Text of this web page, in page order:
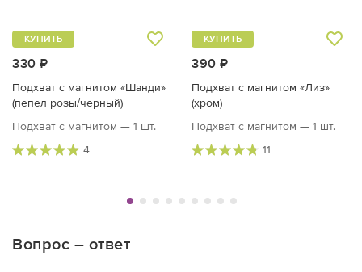
330 ₽
КУПИТЬ
Подхват с магнитом «Шанди»
(пепел розы/черный)
Подхват с магнитом — 1 шт.
4
390 ₽
КУПИТЬ
Подхват с магнитом «Лиз»
(хром)
Подхват с магнитом — 1 шт.
11
Вопрос – ответ